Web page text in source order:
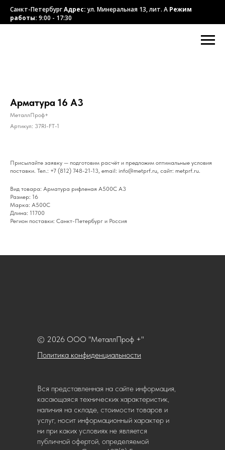
Санкт-ПетербургАдрес:ул. Минеральная 13, лит. А Режим
работы: 9:00 - 17:30
Арматура 16 А3
МеталлПроф+
Артикул: 37RI-FT-1
Присылайте заявку — подготовим расчёт и предложим оптимальные условия
поставки. Тел.: +7 (812) 748-21-13, email: info@metprf.ru, сайт: metprf.ru.
Вид товара: Арматура рифленая А500С А3
Размер: 16
Марка: А500С
Длина: 11700
Регион поставки: Санкт-Петербург и Россия
Политика конфиденциальности
© 2026 ООО "МеталлПроф +"
Вся представленная на сайте информация,
касающаяся технических характеристик,
наличия на складе, стоимости товаров и
услуг, носит информационный характер и
ни при каких условиях не является
публичной офертой, определяемой